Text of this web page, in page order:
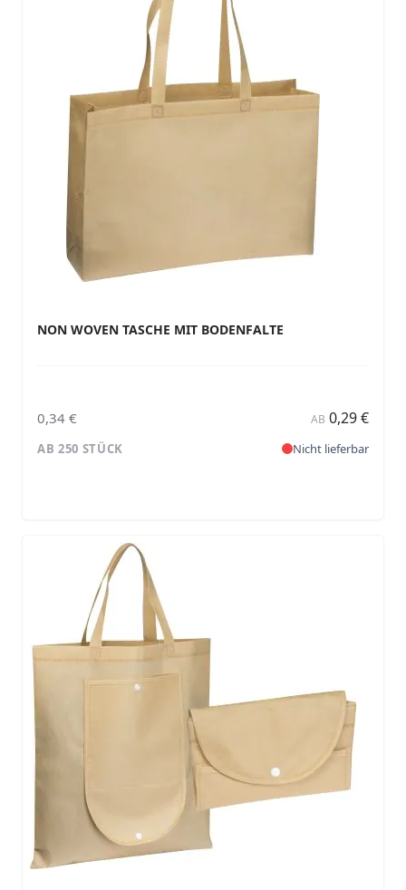
NON WOVEN TASCHE MIT BODENFALTE
0,34 € AB 0,29 €
AB 250 STÜCK Nicht lieferbar